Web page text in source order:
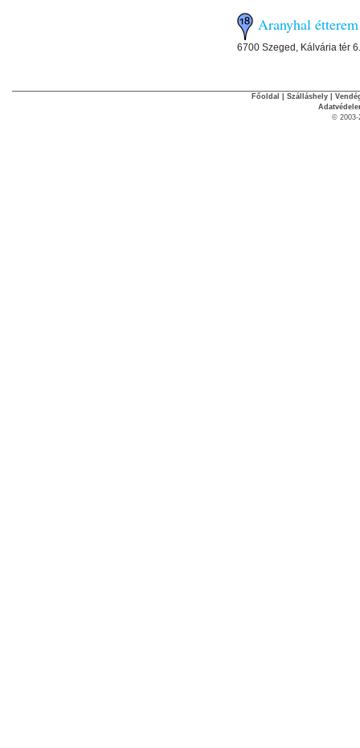
Aranyhal étterem
6700 Szeged, Kálvária tér 6.
Főoldal Szálláshely
© 2003-